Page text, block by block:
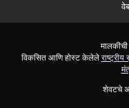
विकसित आणि होस्ट केलेले
शेवटचे